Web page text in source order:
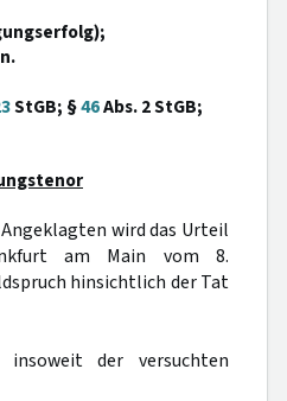
StGB; §46Abs. 2 StGB;
wird das Urteil
am Main vom 8.
hinsichtlich der Tat
der versuchten